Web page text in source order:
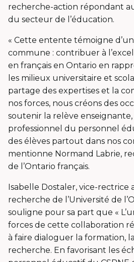
recherche-action répondant
du secteur de l’éducation.
« Cette entente témoigne
commune : contribuer à
en français en Ontario en
les milieux universitaire et
partage des expertises et la
nos forces, nous créons des
soutenir la relève
professionnel du personnel
des élèves partout dans nos
mentionne Normand Labrie,
de l’Ontario français.
Isabelle Dostaler, vice-rectrice
recherche de l’Université de
souligne pour sa part que «
forces de cette collaboration
à faire dialoguer la formation,
recherche. En favorisant les